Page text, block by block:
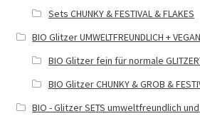
Sets CHUNKY & FESTIVAL & FLAKES
BIO Glitzer UMWELTFREUNDLICH +
BIO Glitzer fein für normale
BIO Glitzer CHUNKY & GROB &
BIO - Glitzer SETS umweltfreundlich und